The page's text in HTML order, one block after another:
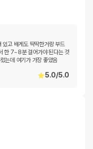
있고 배게도 딱딱한거랑 부드
한 7~8분 걸어가야 된다는 것
는데 여기가 가장 좋았음
5.0/5.0